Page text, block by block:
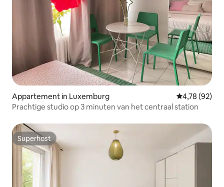
Appartement in Luxemburg Gemiddelde
4,78 (92)
Prachtige studio op 3 minuten van het centraal station
Superhost
Superhost